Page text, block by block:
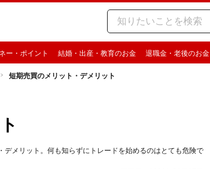
ー・ポイント 結婚・出産・教育のお金 退職金・老後のお金
短期売買のメリット・デメリット
メリット。何も知らずにトレードを始めるのはとても危険で